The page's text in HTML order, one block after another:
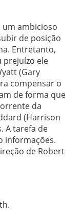
um ambicioso
de posição
Entretanto,
prejuízo ele
(Gary
compensar o
de forma que
da
(Harrison
A tarefa de
informações.
de Robert